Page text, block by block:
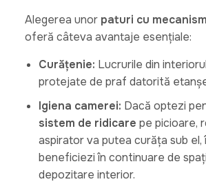
Alegerea unor paturi cu
oferă câteva avantaje esențiale:
Curățenie: Lucrurile din
protejate de praf datorită
Igiena camerei: Dacă optezi
sistem de ridicare pe picioare,
aspirator va putea curăța sub el,
beneficiezi în continuare de
depozitare interior.